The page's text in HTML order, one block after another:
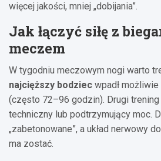
więcej jakości, mniej „dobijania”.
Jak łączyć siłę z
meczem
W tygodniu meczowym nogi warto
najcięższy bodziec wpadł
(często 72–96 godzin). Drugi
techniczny lub podtrzymujący moc.
„zabetonowane”, a układ nerwowy
ma zostać.